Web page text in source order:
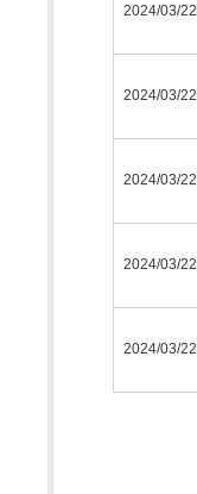
2024/03/22
2024/03/22
2024/03/22
2024/03/22
2024/03/22